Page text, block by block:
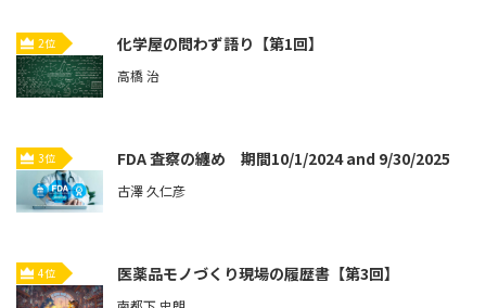
2位 化学屋の問わず語り【第1回】
高橋 治
3位 FDA 査察の纏め 期間10/1/2024 and 9/30/2025
古澤 久仁彦
4位 医薬品モノづくり現場の履歴書【第3回】